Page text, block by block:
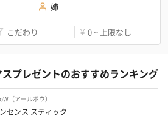
姉
こだわり ¥ 0 ~ 上限なし
プレゼントのおすすめランキング
（アールボウ）
センス スティック